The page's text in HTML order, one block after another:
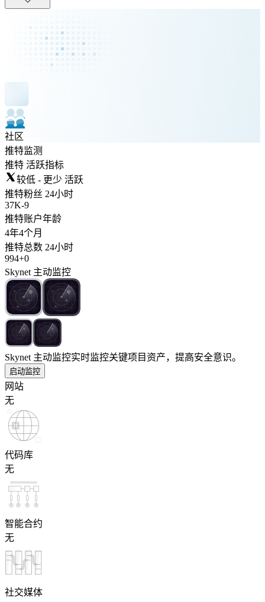
社区
推特监测
推特 活跃指标
较低 - 更少 活跃
推特粉丝 24小时
37K-9
推特账户年龄
4年4个月
推特总数 24小时
994+0
Skynet 主动监控
Skynet 主动监控实时监控关键项目资产，提高安全意识。
启动监控
网站
无
代码库
无
智能合约
无
社交媒体